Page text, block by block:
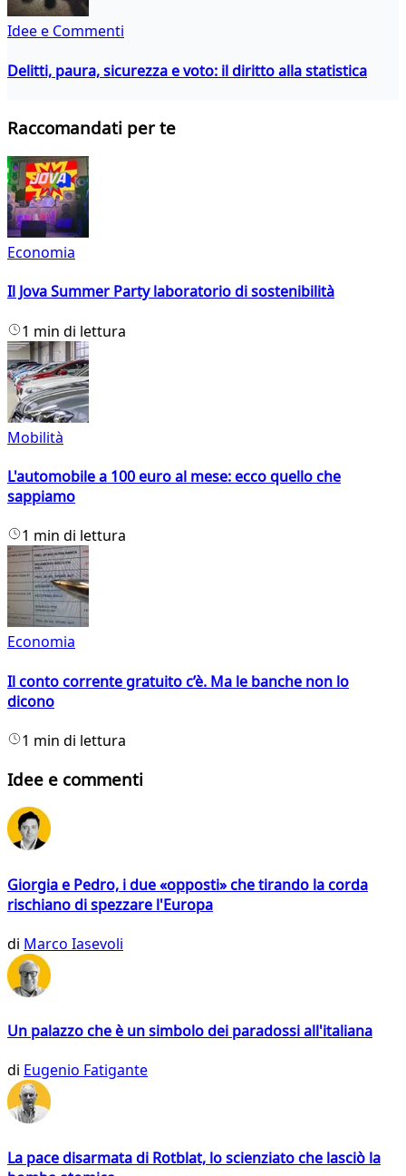
Idee e Commenti
Delitti, paura, sicurezza e voto: il diritto alla statistica
Raccomandati per te
Economia
Il Jova Summer Party laboratorio di sostenibilità
1 min di lettura
Mobilità
L'automobile a 100 euro al mese: ecco quello che
sappiamo
1 min di lettura
Economia
Il conto corrente gratuito c’è. Ma le banche non lo
dicono
1 min di lettura
Idee e commenti
Giorgia e Pedro, i due «opposti» che tirando la corda
rischiano di spezzare l'Europa
di Marco Iasevoli
Un palazzo che è un simbolo dei paradossi all'italiana
di Eugenio Fatigante
La pace disarmata di Rotblat, lo scienziato che lasciò la